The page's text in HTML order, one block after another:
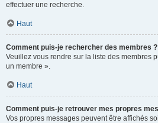
effectuer une recherche.
Haut
Comment puis-je rechercher des membres ?
Veuillez vous rendre sur la liste des membres
un membre ».
Haut
Comment puis-je retrouver mes propres
Vos propres messages peuvent être affichés